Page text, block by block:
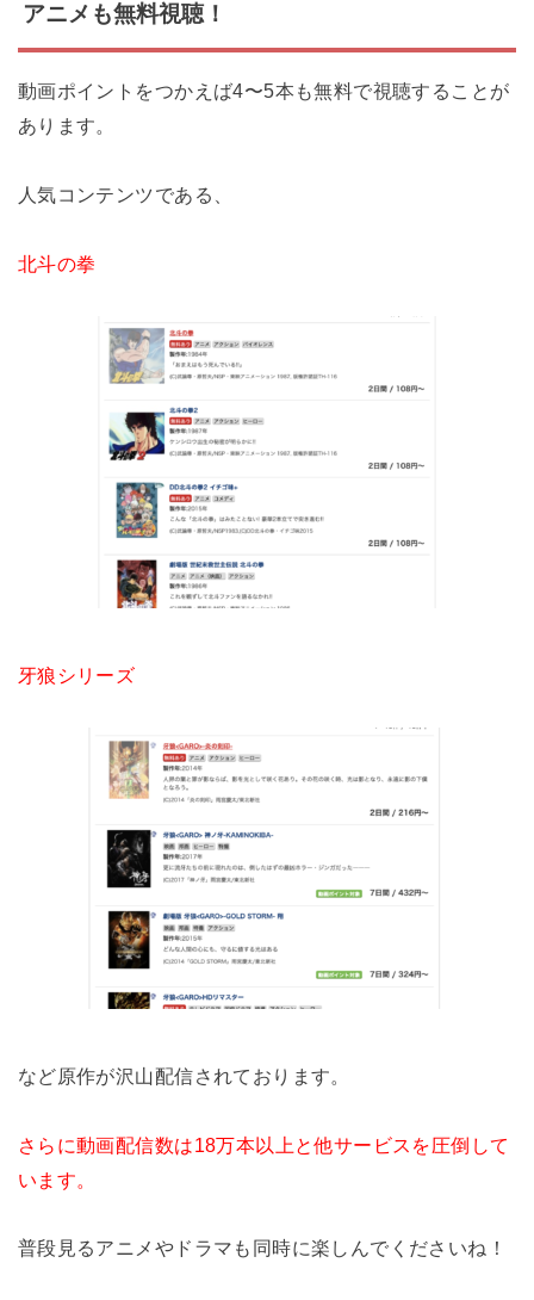
アニメも無料視聴！
動画ポイントをつかえば4〜5本も無料で視聴することが
あります。
人気コンテンツである、
北斗の拳
牙狼シリーズ
など原作が沢山配信されております。
さらに動画配信数は18万本以上と他サービスを圧倒して
います。
普段見るアニメやドラマも同時に楽しんでくださいね！